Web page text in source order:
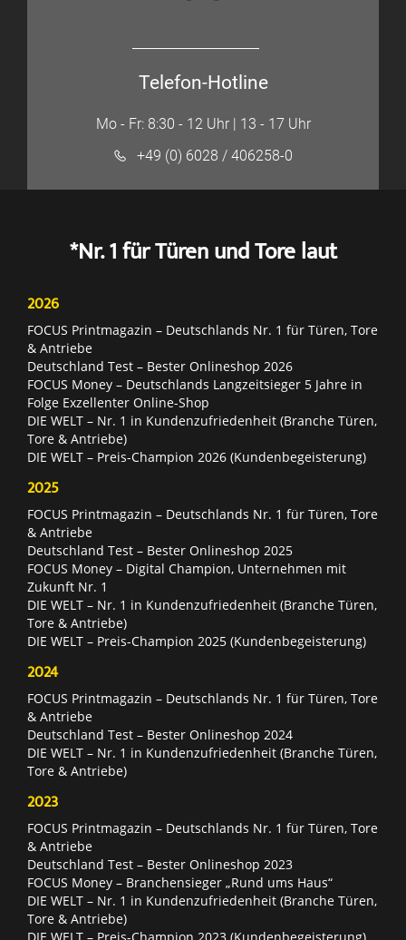
Telefon-Hotline
Mo - Fr: 8:30 - 12 Uhr | 13 - 17 Uhr
+49 (0) 6028 / 406258-0
*Nr. 1 für Türen und Tore laut
2026
FOCUS Printmagazin – Deutschlands Nr. 1 für Türen, Tore
& Antriebe
Deutschland Test – Bester Onlineshop 2026
FOCUS Money – Deutschlands Langzeitsieger 5 Jahre in
Folge Exzellenter Online-Shop
DIE WELT – Nr. 1 in Kundenzufriedenheit (Branche Türen,
Tore & Antriebe)
DIE WELT – Preis-Champion 2026 (Kundenbegeisterung)
2025
FOCUS Printmagazin – Deutschlands Nr. 1 für Türen, Tore
& Antriebe
Deutschland Test – Bester Onlineshop 2025
FOCUS Money – Digital Champion, Unternehmen mit
Zukunft Nr. 1
DIE WELT – Nr. 1 in Kundenzufriedenheit (Branche Türen,
Tore & Antriebe)
DIE WELT – Preis-Champion 2025 (Kundenbegeisterung)
2024
FOCUS Printmagazin – Deutschlands Nr. 1 für Türen, Tore
& Antriebe
Deutschland Test – Bester Onlineshop 2024
DIE WELT – Nr. 1 in Kundenzufriedenheit (Branche Türen,
Tore & Antriebe)
2023
FOCUS Printmagazin – Deutschlands Nr. 1 für Türen, Tore
& Antriebe
Deutschland Test – Bester Onlineshop 2023
FOCUS Money – Branchensieger „Rund ums Haus“
DIE WELT – Nr. 1 in Kundenzufriedenheit (Branche Türen,
Tore & Antriebe)